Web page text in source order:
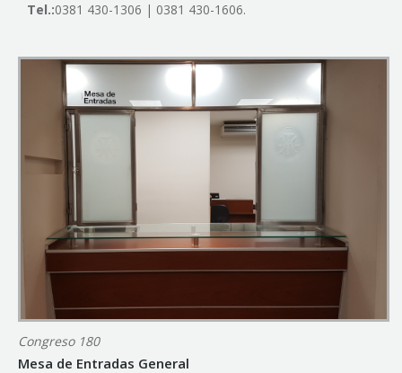
Tel.:0381 430-1306 | 0381 430-1606.
Congreso 180
Mesa de Entradas General